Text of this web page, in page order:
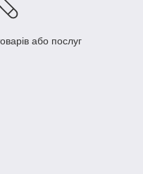
або послуг